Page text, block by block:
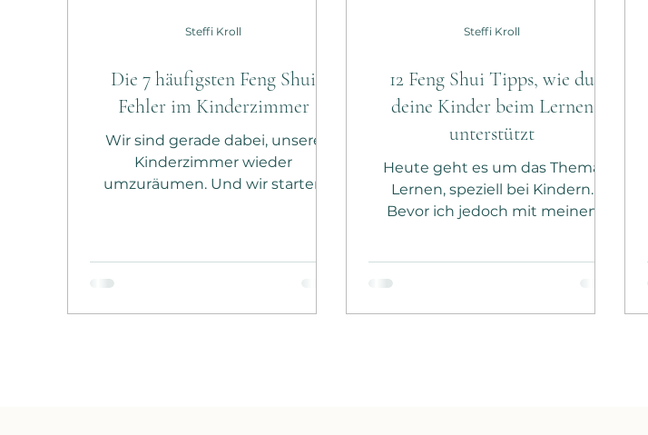
Die 7 häufigsten Feng Shui
Fehler im Kinderzimmer
Wir sind gerade dabei, unsere
Kinderzimmer wieder
umzuräumen. Und wir starten
größten Feng Shui Fehler in
Kinderzimmern. Was meiner
Steffi Kroll
12 Feng Shui Tipps, wie du
deine Kinder beim Lernen
unterstützt
Heute geht es um das Thema
Lernen, speziell bei Kindern.
Bevor ich jedoch mit meinen
unterstützen, noch ein paar
habe kürzlich ein sehr schönes
Steffi Kroll